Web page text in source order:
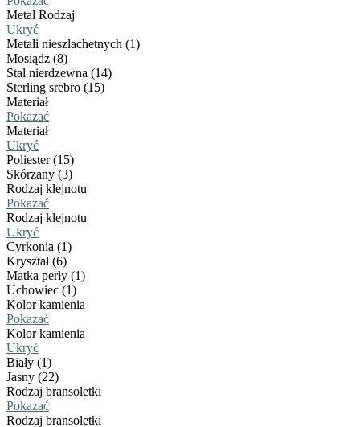
Metal Rodzaj
Ukryć
Metali nieszlachetnych (1)
Mosiądz (8)
Stal nierdzewna (14)
Sterling srebro (15)
Materiał
Pokazać
Materiał
Ukryć
Poliester (15)
Skórzany (3)
Rodzaj klejnotu
Pokazać
Rodzaj klejnotu
Ukryć
Cyrkonia (1)
Kryształ (6)
Matka perły (1)
Uchowiec (1)
Kolor kamienia
Pokazać
Kolor kamienia
Ukryć
Biały (1)
Jasny (22)
Rodzaj bransoletki
Pokazać
Rodzaj bransoletki